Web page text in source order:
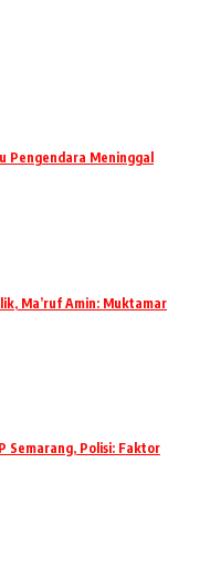
Pengendara Meninggal
Ma’ruf Amin: Muktamar
Semarang, Polisi: Faktor